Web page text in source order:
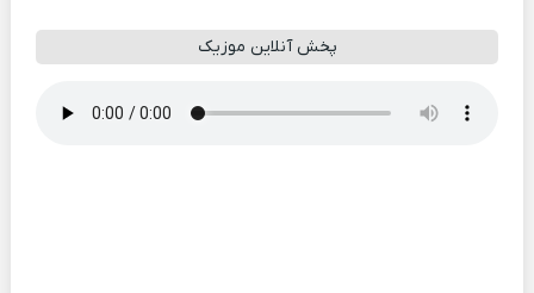
پخش آنلاین موزیک